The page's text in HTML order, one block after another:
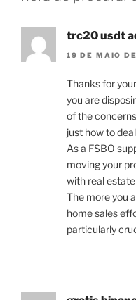
trc20 usdt
19 DE MAIO
Thanks for
you are
of the
just how to
As a FSBO
moving your
with real
The more you
home sales
particularly